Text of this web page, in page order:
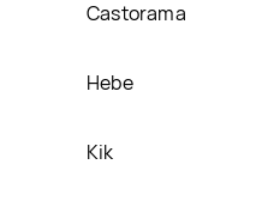
Castorama
Hebe
Kik